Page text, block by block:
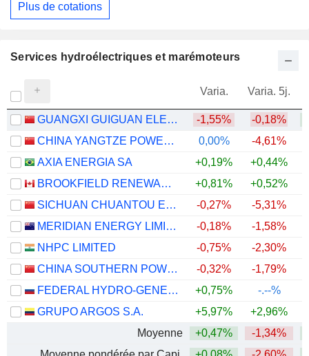
Plus de cotations
Services hydroélectriques et marémoteurs
Varia. Varia. 5j.
GUANGXI GUIGUAN ELECTRIC POWERCO.,LTD. -1,55% -0,18%
CHINA YANGTZE POWER CO., LTD.
0,00% -4,61%
AXIA ENERGIA SA
+0,19% +0,44%
BROOKFIELD RENEWABLE PARTNERS L.P.
+0,81% +0,52%
SICHUAN CHUANTOU ENERGY CO.LTD
-0,27% -5,31%
MERIDIAN ENERGY LIMITED
-0,18% -1,58%
NHPC LIMITED
-0,75% -2,30%
CHINA SOUTHERN POWER GRID ENERGY STORAGE CO., LTD.
-0,32% -1,79%
FEDERAL HYDRO-GENERATING COMPANY - RUSHYDRO
+0,75%
-.--%
GRUPO ARGOS S.A.
+5,97% +2,96%
Moyenne
+0,47% -1,34%